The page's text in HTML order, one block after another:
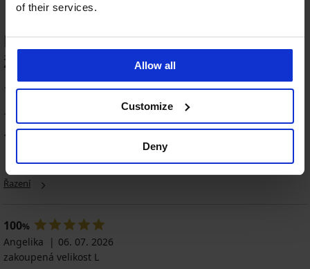
of their services.
Allow all
Customize
Deny
PREMIUM
Elm
1 125
Kč
2 249
Kč
Jenesis
dlouhý
999
HODNOCENÍ PRODUKTU Hřejivý
župan Moreno dlouhý s kapucí
100
14 zákazníků produkt hodnotilo
100
Řazení
100%
Angelika
06. 07. 2026
zakoupená velikost L